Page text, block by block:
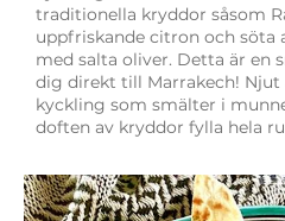
traditionella kryddor såsom
uppfriskande citron och söta
med salta oliver. Detta är en
dig direkt till Marrakech!
kyckling som smälter i
doften av kryddor fylla hela